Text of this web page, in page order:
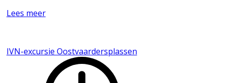
Lees meer
IVN-excursie Oostvaardersplassen